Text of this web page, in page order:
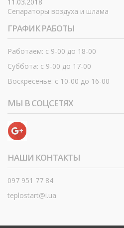
Сепараторы воздуха и шлама
ГРАФИК РАБОТЫ
Работаем: с 9-00 до 18-00
Суббота: с 9-00 до 17-00
Воскресенье: с 10-00 до 16-00
МЫ В СОЦСЕТЯХ
НАШИ КОНТАКТЫ
097 951 77 84
teplostart@i.ua